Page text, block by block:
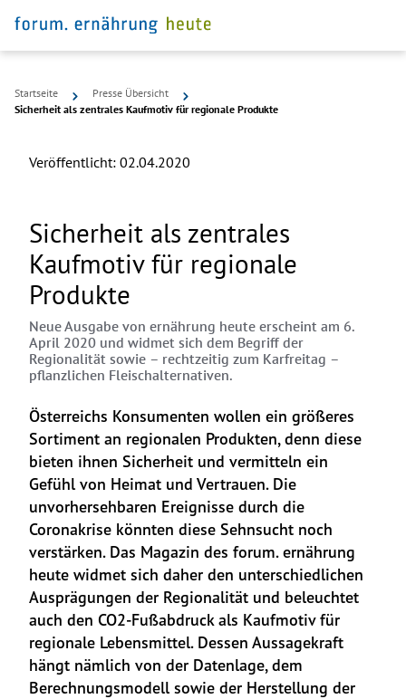
Startseite
Presse Übersicht
Sicherheit als zentrales Kaufmotiv für regionale Produkte
Veröffentlicht: 02.04.2020
Sicherheit als zentrales
Kaufmotiv für regionale
Produkte
Neue Ausgabe von ernährung heute erscheint am 6.
April 2020 und widmet sich dem Begriff der
Regionalität sowie – rechtzeitig zum Karfreitag –
pflanzlichen Fleischalternativen.
Österreichs Konsumenten wollen ein größeres
Sortiment an regionalen Produkten, denn diese
bieten ihnen Sicherheit und vermitteln ein
Gefühl von Heimat und Vertrauen. Die
unvorhersehbaren Ereignisse durch die
Coronakrise könnten diese Sehnsucht noch
verstärken. Das Magazin des forum. ernährung
heute widmet sich daher den unterschiedlichen
Ausprägungen der Regionalität und beleuchtet
auch den CO2-Fußabdruck als Kaufmotiv für
regionale Lebensmittel. Dessen Aussagekraft
hängt nämlich von der Datenlage, dem
Berechnungsmodell sowie der Herstellung der